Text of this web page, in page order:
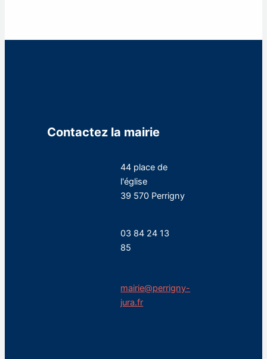
Contactez la mairie
44 place de
l'église
39 570 Perrigny
03 84 24 13
85
mairie@perrigny-
jura.fr